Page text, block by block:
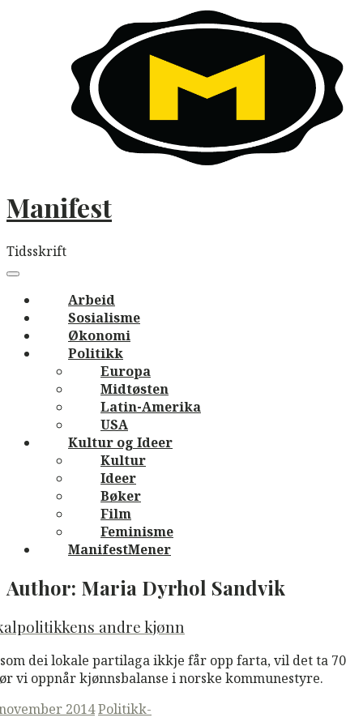
Manifest
Tidsskrift
navigation
Menu
Arbeid
Sosialisme
Økonomi
Politikk
Europa
Midtøsten
Latin-Amerika
USA
Kultur og Ideer
Kultur
Ideer
Bøker
Film
Feminisme
ManifestMener
Author: Maria Dyrhol Sandvik
andre kjønn
dei lokale partilaga ikkje får opp farta, vil det ta 70
vi oppnår kjønnsbalanse i norske kommunestyre.
2014Politikk-